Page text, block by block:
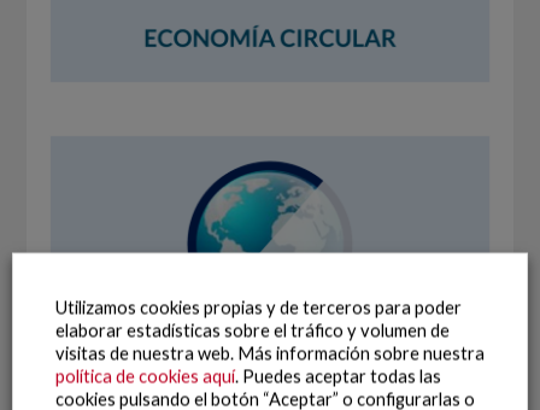
Utilizamos cookies propias y de terceros para poder
elaborar estadísticas sobre el tráfico y volumen de
visitas de nuestra web. Más información sobre nuestra
política de cookies aquí. Puedes aceptar todas las
cookies pulsando el botón “Aceptar” o configurarlas o